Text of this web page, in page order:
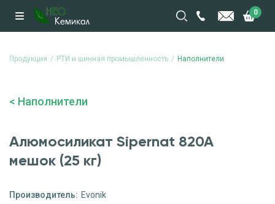
0
Продукция РТИ и шинная промышленность Наполнители
Наполнители
Алюмосиликат Sipernat 820A
мешок (25 кг)
Производитель: Evonik